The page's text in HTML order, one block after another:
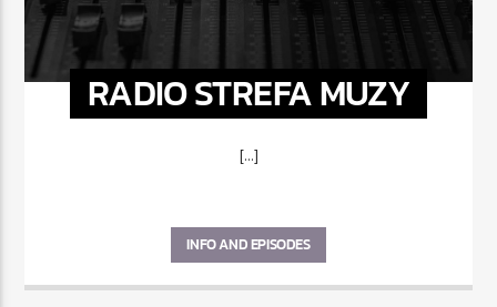
RADIO STREFA MUZY
[...]
INFO AND EPISODES